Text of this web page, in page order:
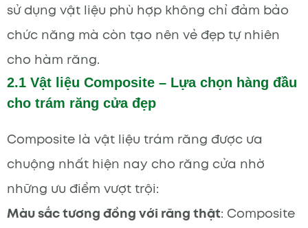
sử dụng vật liệu phù hợp không chỉ đảm bảo
chức năng mà còn tạo nên vẻ đẹp tự nhiên
cho hàm răng.
2.1 Vật liệu Composite – Lựa chọn hàng đầu
cho trám răng cửa đẹp
Composite là vật liệu trám răng được ưa
chuộng nhất hiện nay cho răng cửa nhờ
những ưu điểm vượt trội:
Màu sắc tương đồng với răng thật: Composite